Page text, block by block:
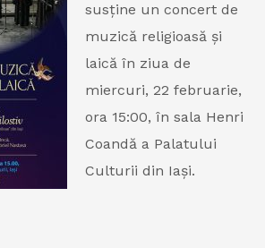
susține un concert de
muzică religioasă și
laică în ziua de
miercuri, 22 februarie,
ora 15:00, în sala Henri
Coandă a Palatului
Culturii din Iași.